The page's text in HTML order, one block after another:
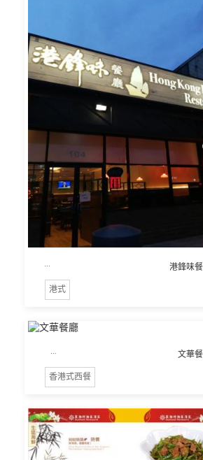
港鋒味
港式
文華
...
香港式西餐